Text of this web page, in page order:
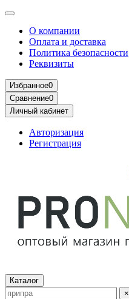
О компании
Оплата и доставка
Политика безопасности
Реквизиты
Избранное0
Сравнение0
Личный кабинет
Авторизация
Регистрация
Каталог
×